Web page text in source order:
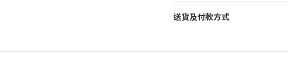
送貨及付款方式